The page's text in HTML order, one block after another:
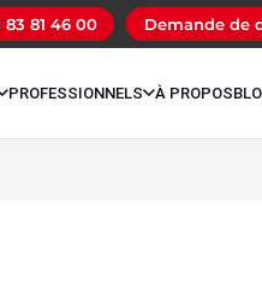
83 81 46 00 Demande de
PROFESSIONNELS À PROPOS